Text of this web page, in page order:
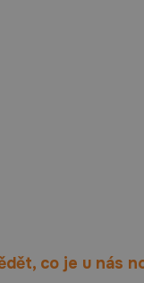
co je u nás